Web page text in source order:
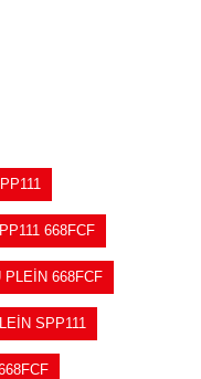
668FCF
PLEİN 668FCF
SPP111